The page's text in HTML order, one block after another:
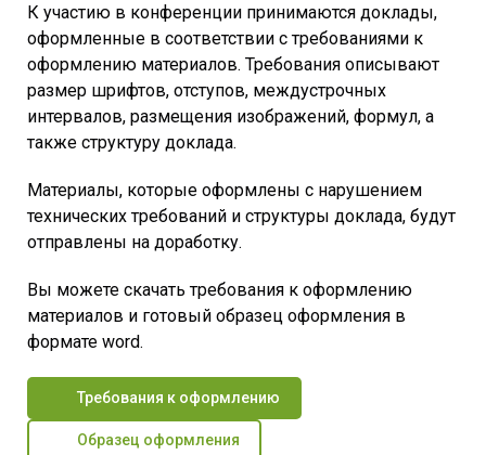
К участию в конференции принимаются доклады,
оформленные в соответствии с требованиями к
оформлению материалов. Требования описывают
размер шрифтов, отступов, междустрочных
интервалов, размещения изображений, формул, а
также структуру доклада.
Материалы, которые оформлены с нарушением
технических требований и структуры доклада, будут
отправлены на доработку.
Вы можете скачать требования к оформлению
материалов и готовый образец оформления в
формате word.
Требования к оформлению
Образец оформления